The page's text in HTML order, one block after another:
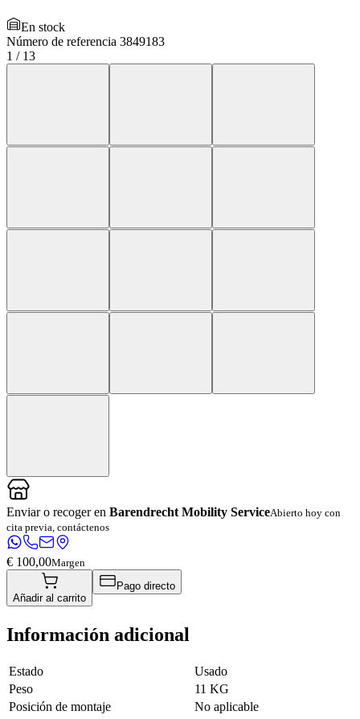
En stock
Número de referencia 3849183
1 / 13
Enviar o recoger en Barendrecht Mobility ServiceAbierto hoy con
cita previa, contáctenos
€ 100,00Margen
Añadir al carrito
Pago directo
Información adicional
Estado
Usado
Peso
11 KG
Posición de montaje
No aplicable